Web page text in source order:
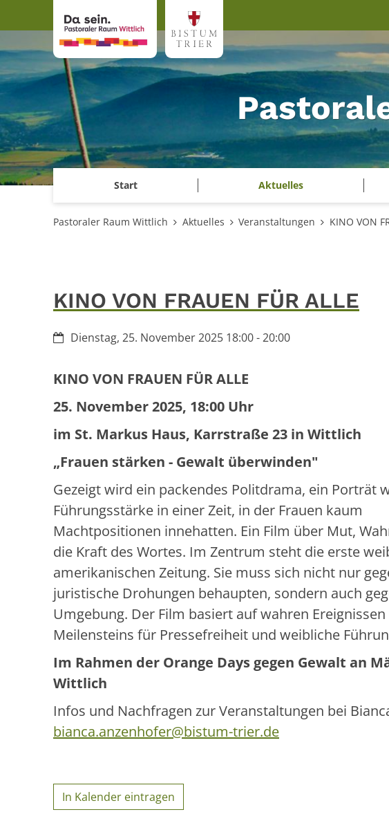
Start Aktuelles
Pastoraler Raum Wittlich Aktuelles Veranstaltungen KINO VON
KINO VON FRAUEN FÜR ALLE
Datum:Dienstag, 25. November 2025 18:00 - 20:00
KINO VON FRAUEN FÜR ALLE
25. November 2025, 18:00 Uhr
im St. Markus Haus, Karrstraße 23 in Wittlich
„Frauen stärken - Gewalt überwinden"
Gezeigt wird ein packendes Politdrama, ein Porträt
Führungsstärke in einer Zeit, in der Frauen kaum
Machtpositionen innehatten. Ein Film über Mut,
die Kraft des Wortes. Im Zentrum steht die erste
amerikanischen Zeitung. Sie muss sich nicht nur
juristische Drohungen behaupten, sondern auch
Umgebung. Der Film basiert auf wahren
Meilensteins für Pressefreiheit und weibliche
Im Rahmen der Orange Days gegen Gewalt an
Wittlich
Infos und Nachfragen zur Veranstaltungen bei
bianca.anzenhofer@bistum-trier.de
In Kalender eintragen